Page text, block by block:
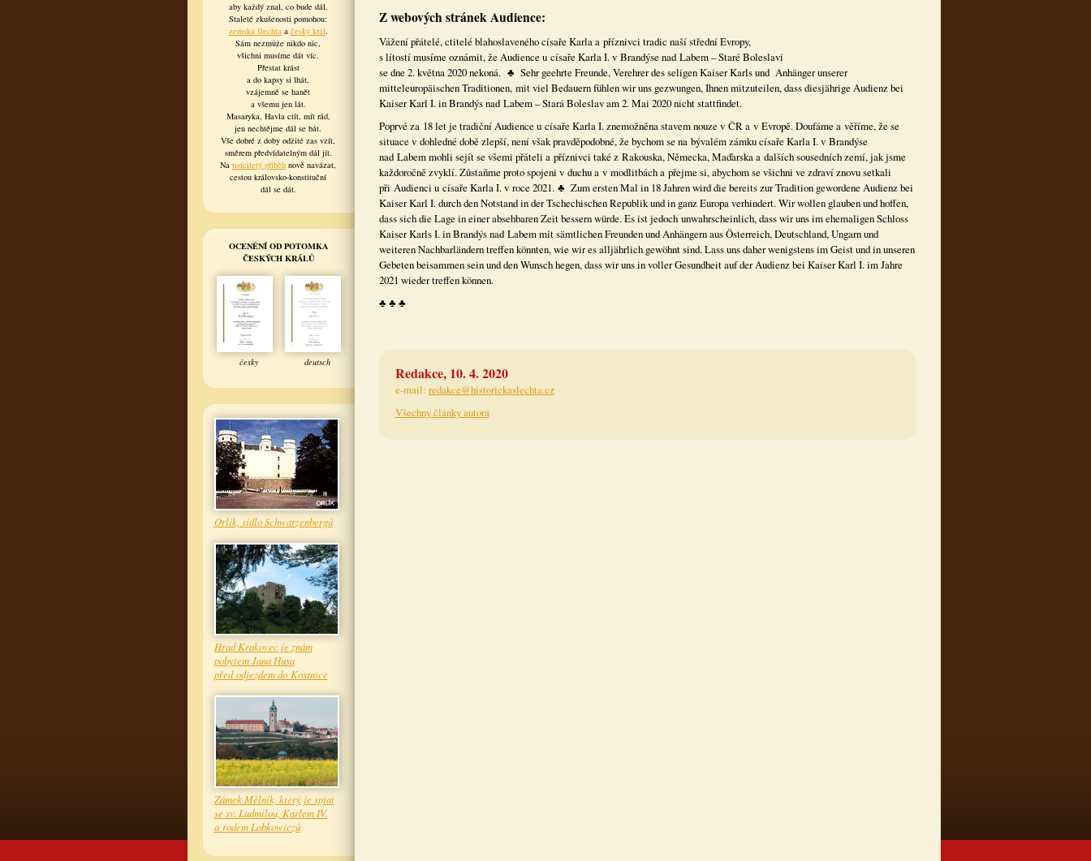
aby každý znal, co bude dál.
Staleté zkušenosti pomohou:
zemská šlechtaa český král.
Sám nezmůže nikdo nic,
všichni musíme dát víc.
Přestat krást
a do kapsy si lhát,
vzájemně se hanět
a všemu jen lát.
Masaryka, Havla ctít, mít rád,
jen nechtějme dál se bát.
Vše dobré z doby odžité zas vzít,
směrem předvídatelným dál jít.
Na tisíciletý příběh nově navázat,
cestou královsko-konstituční
dál se dát.
OCENĚNÍ OD POTOMKA
ČESKÝCH KRÁLŮ
česky deutsch
Orlík, sídlo Schwarzenbergů
Hrad Krakovec je znám
pobytem Jana Husa
před odjezdem do Kostnice
Zámek Mělník, který je spjat
se sv. Ludmilou, Karlem IV.
a rodem Lobkowiczů
Z webových stránek Audience:
Vážení přátelé, ctitelé blahoslaveného císaře Karla a příznivci tradic naší střední Evropy,
s lítostí musíme oznámit, že Audience u císaře Karla I. v Brandýse nad Labem – Staré Boleslavi
se dne 2. května 2020 nekoná. ♣ Sehr geehrte Freunde, Verehrer des seligen Kaiser Karls und Anhänger unserer
mitteleuropäischen Traditionen, mit viel Bedauern fühlen wir uns gezwungen, Ihnen mitzuteilen, dass diesjährige Audienz bei
Kaiser Karl I. in Brandýs nad Labem – Stará Boleslav am 2. Mai 2020 nicht stattfindet.
Poprvé za 18 let je tradiční Audience u císaře Karla I. znemožněna stavem nouze v ČR a v Evropě. Doufáme a věříme, že se
situace v dohledné době zlepší, není však pravděpodobné, že bychom se na bývalém zámku císaře Karla I. v Brandýse
nad Labem mohli sejít se všemi přáteli a příznivci také z Rakouska, Německa, Maďarska a dalších sousedních zemí, jak jsme
každoročně zvyklí. Zůstaňme proto spojeni v duchu a v modlitbách a přejme si, abychom se všichni ve zdraví znovu setkali
při Audienci u císaře Karla I. v roce 2021. ♣ Zum ersten Mal in 18 Jahren wird die bereits zur Tradition gewordene Audienz bei
Kaiser Karl I. durch den Notstand in der Tschechischen Republik und in ganz Europa verhindert. Wir wollen glauben und hoffen,
dass sich die Lage in einer absehbaren Zeit bessern würde. Es ist jedoch unwahrscheinlich, dass wir uns im ehemaligen Schloss
Kaiser Karls I. in Brandýs nad Labem mit sämtlichen Freunden und Anhängern aus Österreich, Deutschland, Ungarn und
weiteren Nachbarländern treffen könnten, wie wir es alljährlich gewöhnt sind. Lass uns daher wenigstens im Geist und in unseren
Gebeten beisammen sein und den Wunsch hegen, dass wir uns in voller Gesundheit auf der Audienz bei Kaiser Karl I. im Jahre
2021 wieder treffen können.
♣ ♣ ♣
Redakce, 10. 4. 2020
e-mail: redakce@historickaslechta.cz
Všechny články autora